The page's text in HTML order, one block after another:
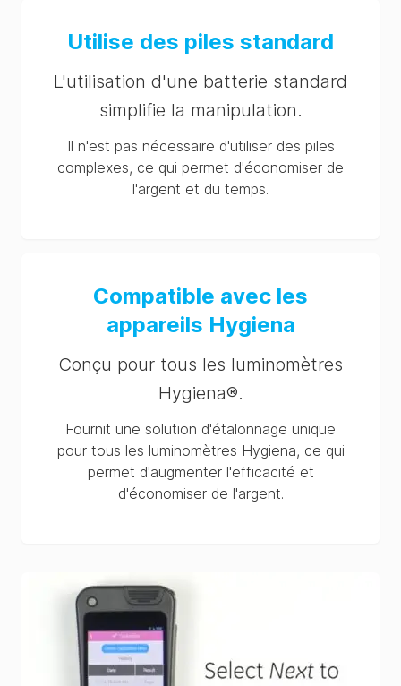
Utilise des piles standard
L'utilisation d'une batterie standard
simplifie la manipulation.
Il n'est pas nécessaire d'utiliser des piles
complexes, ce qui permet d'économiser de
l'argent et du temps.
Compatible avec les
appareils Hygiena
Conçu pour tous les luminomètres
Hygiena®.
Fournit une solution d'étalonnage unique
pour tous les luminomètres Hygiena, ce qui
permet d'augmenter l'efficacité et
d'économiser de l'argent.